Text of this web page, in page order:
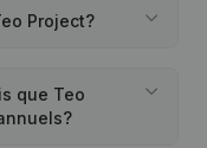
Project?
que Teo